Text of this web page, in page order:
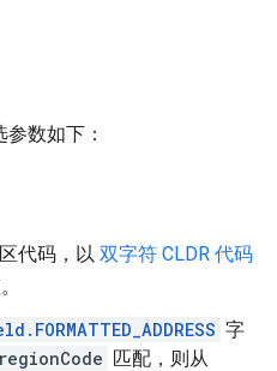
参数如下：
代码，以 双字符 CLDR 代码
字
regionCode 匹配，则从